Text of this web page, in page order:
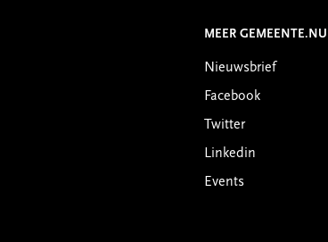
MEER GEMEENTE.NU
Nieuwsbrief
Facebook
Twitter
Linkedin
Events